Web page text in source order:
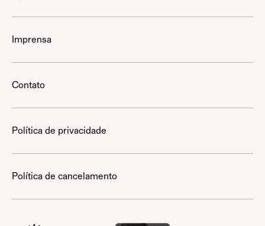
Imprensa
Contato
Política de privacidade
Política de cancelamento